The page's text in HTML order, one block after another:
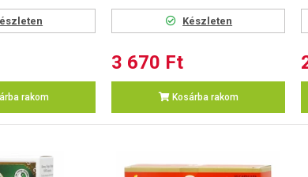
rakom
Készleten
3 670 Ft
Kosárba rakom